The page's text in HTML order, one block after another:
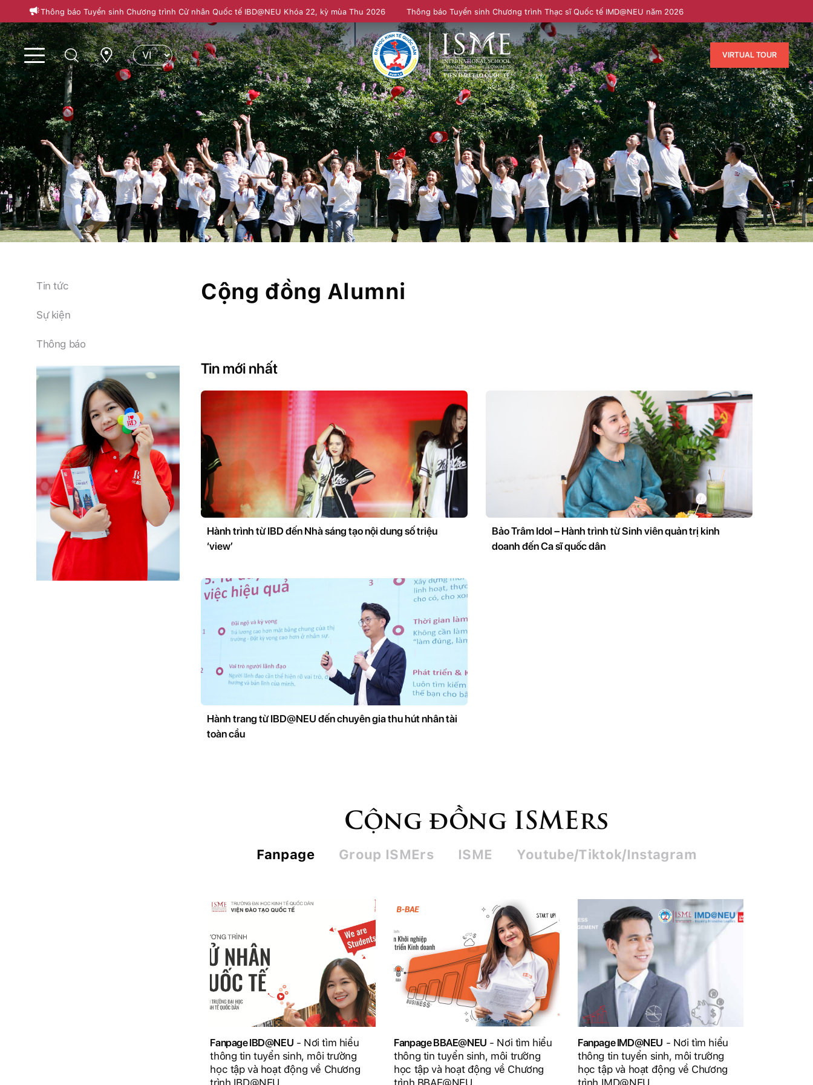
Thông báo Tuyển sinh Chương trình Cử nhân Quốc tế IBD@NEU Khóa 22, kỳ mùa Thu 2026 Thông báo Tuyển sinh Chương trình Thạc sĩ Quốc tế IMD@NEU năm 2026
VIRTUAL TOUR
Tin tức
Sự kiện
Thông báo
Cộng đồng Alumni
Tin mới nhất
Hành trình từ IBD đến Nhà sáng tạo nội dung số triệu
‘view’
Bảo Trâm Idol – Hành trình từ Sinh viên quản trị kinh
doanh đến Ca sĩ quốc dân
Hành trang từ IBD@NEU đến chuyên gia thu hút nhân tài
toàn cầu
Cộng đồng ISMErs
Fanpage Group ISMErs ISME Youtube/Tiktok/Instagram
Fanpage IBD@NEU - Nơi tìm hiểu
thông tin tuyển sinh, môi trường
học tập và hoạt động về Chương
trình IBD@NEU
Fanpage BBAE@NEU - Nơi tìm hiểu
thông tin tuyển sinh, môi trường
học tập và hoạt động về Chương
trình BBAE@NEU
Fanpage IMD@NEU - Nơi tìm hiểu
thông tin tuyển sinh, môi trường
học tập và hoạt động về Chương
trình IMD@NEU